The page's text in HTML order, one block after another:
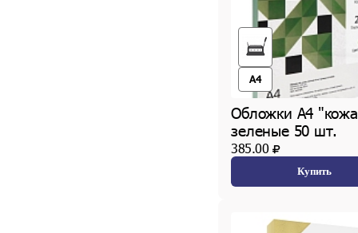
A4
Обложки А4
зеленые 50 шт.
385.00
Купить